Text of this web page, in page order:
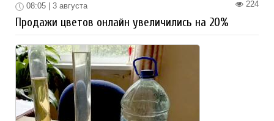
224
08:05 | 3 августа
Продажи цветов онлайн увеличились на 20%